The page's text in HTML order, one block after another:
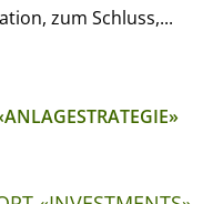
zum Schluss,...